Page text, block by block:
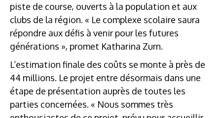
piste de course, ouverts à la population et aux
clubs de la région. « Le complexe scolaire saura
répondre aux défis à venir pour les futures
générations », promet Katharina Zurn.
L’estimation finale des coûts se monte à près de
44 millions. Le projet entre désormais dans une
étape de présentation auprès de toutes les
parties concernées. « Nous sommes très